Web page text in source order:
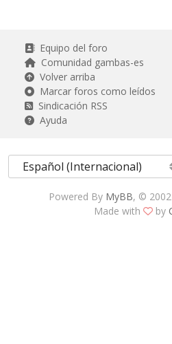
Equipo del foro
Comunidad gambas-es
Volver arriba
Marcar foros como leídos
Sindicación RSS
Ayuda
Powered By MyBB, ©
Made with
by